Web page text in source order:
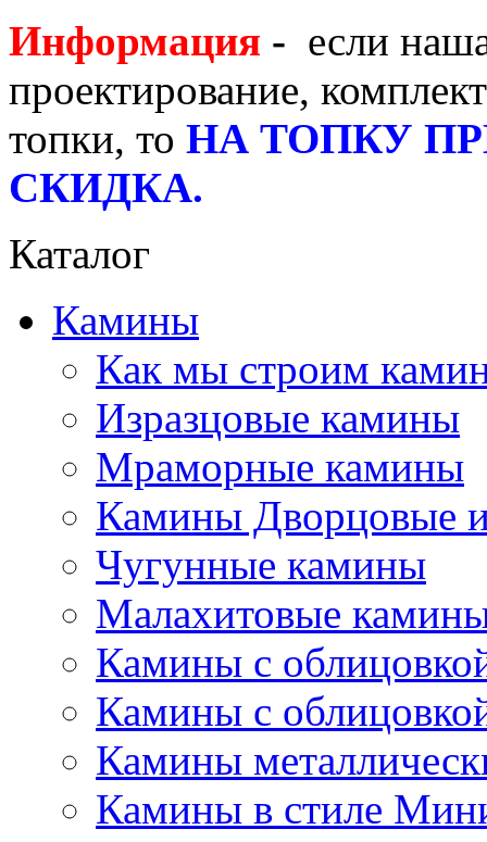
Информация - если
проектирование,
топки, то НА ТОПКУ
СКИДКА.
Каталог
Камины
Как мы строим
Изразцовые камины
Мраморные камины
Камины Дворцовые
Чугунные камины
Малахитовые
Камины с
Камины с
Камины
Камины в стиле